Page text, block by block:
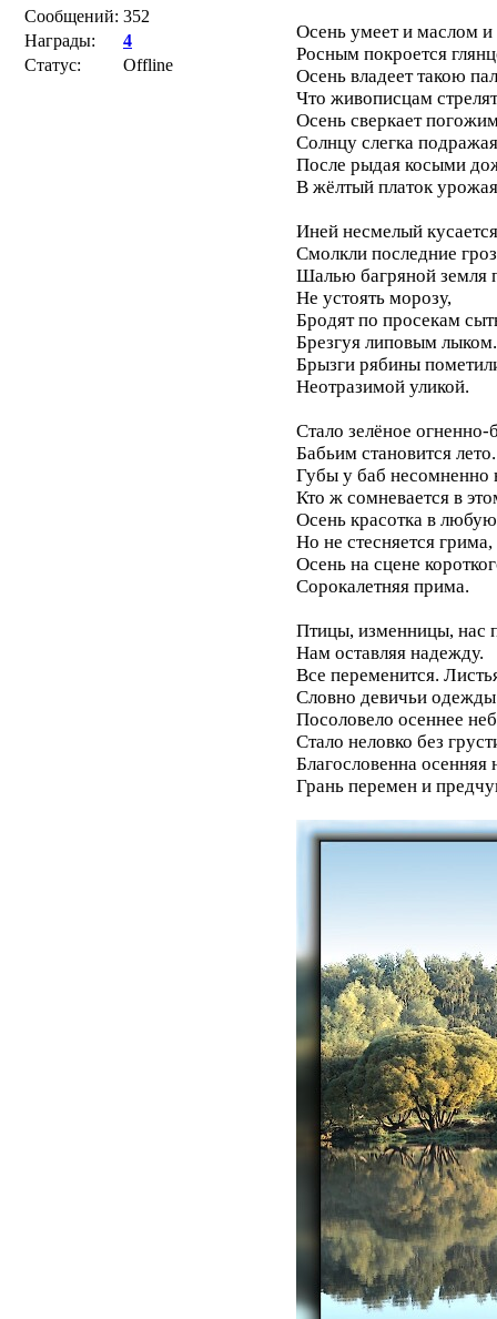
Сообщений: 352
Награды:
4
Статус:
Offline
Осень умеет и маслом и
Росным покроется
Осень владеет такою
Что живописцам
Осень сверкает
Солнцу слегка
После рыдая косыми
В жёлтый платок
Иней несмелый
Смолкли последние
Шалью багряной земля
Не устоять морозу,
Бродят по просекам
Брезгуя липовым лыком.
Брызги рябины
Неотразимой уликой.
Стало зелёное
Бабьим становится лето.
Губы у баб несомненно
Кто ж сомневается в
Осень красотка в
Но не стесняется грима,
Осень на сцене
Сорокалетняя прима.
Птицы, изменницы, нас
Нам оставляя надежду.
Все переменится.
Словно девичьи
Посоловело осеннее
Стало неловко без
Благословенна осенняя
Грань перемен и